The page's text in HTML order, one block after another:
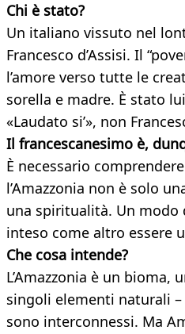
Chi è stato?
Un italiano vissuto nel
Francesco d’Assisi. Il
l’amore verso tutte le
sorella e madre. È stato
«Laudato si’», non
Il francescanesimo è,
È necessario
l’Amazzonia non è solo
una spiritualità. Un modo
inteso come altro essere
Che cosa intende?
L’Amazzonia è un bioma,
singoli elementi naturali –
sono interconnessi. Ma